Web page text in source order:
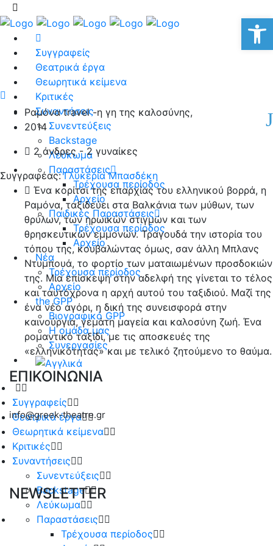
Συγγραφείς
Θεατρικά έργα
Θεωρητικά κείμενα
Κριτικές
Συναντήσεις
Συνεντεύξεις
Backstage
Λεύκωμα
Παραστάσεις
Τρέχουσα περίοδος
Αρχείο
Παιδικές Παραστάσεις
Τρέχουσα περίοδος
Αρχείο
Νέα
Τρέχουσα περίοδος
Αρχείο
the GPP
Βιογραφικό GPP
Η ομάδα μας
Συνεργασίες
Συγγραφείς
Θεατρικά έργα
Θεωρητικά κείμενα
Κριτικές
Συναντήσεις
Συνεντεύξεις
Backstage
Λεύκωμα
Παραστάσεις
Τρέχουσα περίοδος
Ραμόνα travel -η γη της καλοσύνης,
2014
2 άνδρες - 2 γυναίκες
Συγγραφέας:Γλυκερία Μπασδέκη
Ένα κορίτσι της επαρχίας του ελληνικού βορρά, η
Ραμόνα, ταξιδεύει στα Βαλκάνια των μύθων, των
θρύλων, των ηρωικών στιγμών και των
θρησκευτικών εμμονών. Τραγουδά την ιστορία του
τόπου της, κουβαλώντας όμως, σαν άλλη Μπλανς
Ντυμπουά, το φορτίο των ματαιωμένων προσδοκιών
της. Μια επίσκεψη στην αδελφή της γίνεται το τέλος
και ταυτόχρονα η αρχή αυτού του ταξιδιού. Μαζί της
ένα νέο αγόρι, η δική της συνεισφορά στην
καινούργια, γεμάτη μαγεία και καλοσύνη ζωή. Ένα
ρομαντικό ταξίδι, με τις αποσκευές της
«ελληνικότητας» και με τελικό ζητούμενο το θαύμα.
ΕΠΙΚΟΙΝΩΝΙΑ
info@greek-theatre.gr
NEWSLETTER